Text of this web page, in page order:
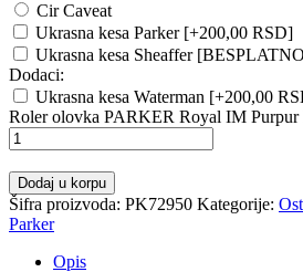
Cir Caveat
Ukrasna kesa Parker [+200,00 RSD]
Ukrasna kesa Sheaffer
Dodaci:
Ukrasna kesa Waterman [+200,00
Roler olovka PARKER Royal IM Purpur
Dodaj u korpu
Šifra proizvoda: PK72950 Kategorije:
Parker
Opis